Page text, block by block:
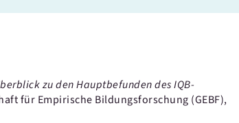
zu den Hauptbefunden des IQB-
für Empirische Bildungsforschung (GEBF),